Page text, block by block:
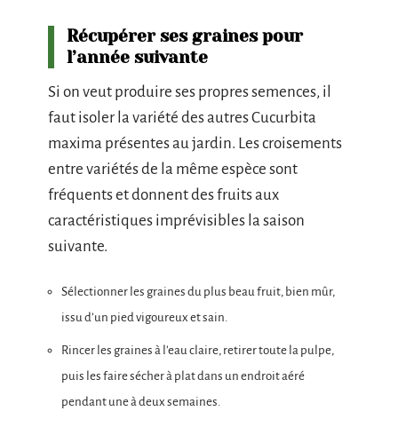
Récupérer ses graines pour
l’année suivante
Si on veut produire ses propres semences, il
faut isoler la variété des autres Cucurbita
maxima présentes au jardin. Les croisements
entre variétés de la même espèce sont
fréquents et donnent des fruits aux
caractéristiques imprévisibles la saison
suivante.
Sélectionner les graines du plus beau fruit, bien mûr,
issu d’un pied vigoureux et sain.
Rincer les graines à l’eau claire, retirer toute la pulpe,
puis les faire sécher à plat dans un endroit aéré
pendant une à deux semaines.